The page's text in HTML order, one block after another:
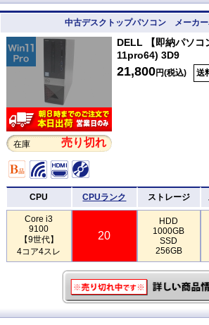
中古デスクトップパソコン メーカー
在庫 売り切れ
DELL 【即納パソ
11pro64) 3D9
21,800円(税込) 送
CPU CPUランク ストレージ
Core i3
9100
【9世代】
4コア4スレ
20
HDD
1000GB
SSD
256GB